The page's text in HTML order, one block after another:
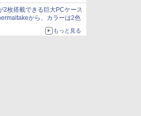
価格]
2枚搭載できる巨大PCケース
から、カラーは2色
もっと見る